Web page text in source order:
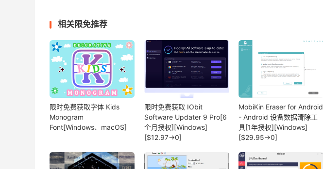
相关限免推荐
限时免费获取字体 Kids
Monogram
Font[Windows、macOS]
限时免费获取 IObit
Software Updater 9 Pro[6
个月授权][Windows]
[$12.97→0]
MobiKin Eraser for Android
- Android 设备数据清除工
具[1年授权][Windows]
[$29.95→0]